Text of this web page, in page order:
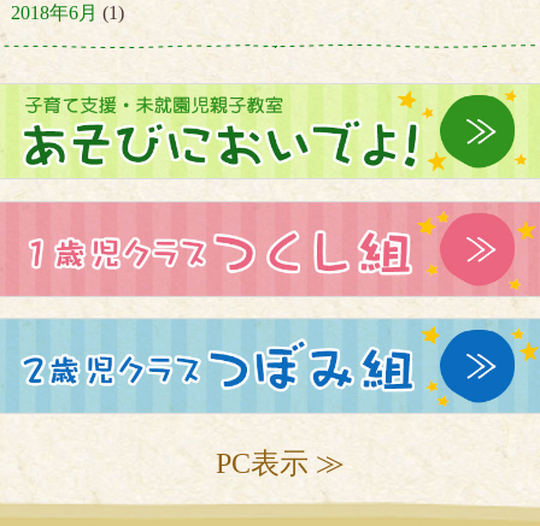
2018年6月 (1)
PC表示 ≫